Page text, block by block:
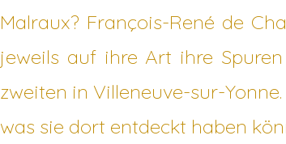
Malraux? François-René de
jeweils auf ihre Art ihre
zweiten in Villeneuve-sur-
was sie dort entdeckt haben